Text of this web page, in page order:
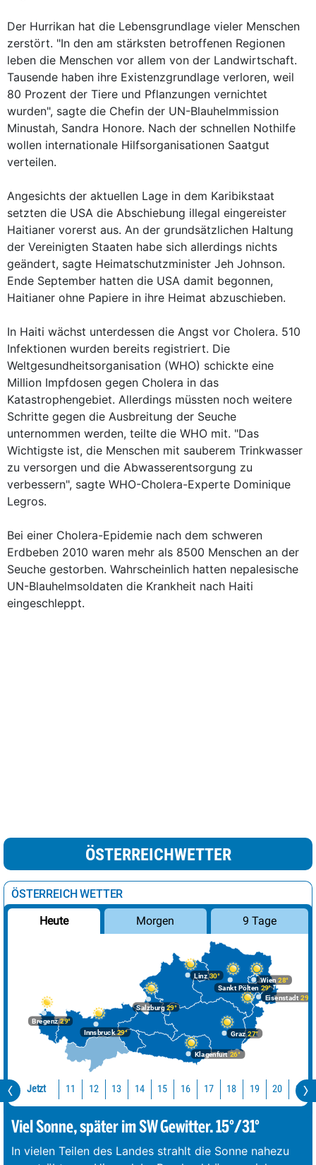
Der Hurrikan hat die Lebensgrundlage vieler Menschen
zerstört. "In den am stärksten betroffenen Regionen
leben die Menschen vor allem von der Landwirtschaft.
Tausende haben ihre Existenzgrundlage verloren, weil
80 Prozent der Tiere und Pflanzungen vernichtet
wurden", sagte die Chefin der UN-Blauhelmmission
Minustah, Sandra Honore. Nach der schnellen Nothilfe
wollen internationale Hilfsorganisationen Saatgut
verteilen.
Angesichts der aktuellen Lage in dem Karibikstaat
setzten die USA die Abschiebung illegal eingereister
Haitianer vorerst aus. An der grundsätzlichen Haltung
der Vereinigten Staaten habe sich allerdings nichts
geändert, sagte Heimatschutzminister Jeh Johnson.
Ende September hatten die USA damit begonnen,
Haitianer ohne Papiere in ihre Heimat abzuschieben.
In Haiti wächst unterdessen die Angst vor Cholera. 510
Infektionen wurden bereits registriert. Die
Weltgesundheitsorganisation (WHO) schickte eine
Million Impfdosen gegen Cholera in das
Katastrophengebiet. Allerdings müssten noch weitere
Schritte gegen die Ausbreitung der Seuche
unternommen werden, teilte die WHO mit. "Das
Wichtigste ist, die Menschen mit sauberem Trinkwasser
zu versorgen und die Abwasserentsorgung zu
verbessern", sagte WHO-Cholera-Experte Dominique
Legros.
Bei einer Cholera-Epidemie nach dem schweren
Erdbeben 2010 waren mehr als 8500 Menschen an der
Seuche gestorben. Wahrscheinlich hatten nepalesische
UN-Blauhelmsoldaten die Krankheit nach Haiti
eingeschleppt.
ÖSTERREICHWETTER
ÖSTERREICH WETTER
Heute Morgen 9 Tage
Bregenz29°
Graz27°
Innsbruck29°
Klagenfurt 26°
Linz30°
Salzburg29°
Wien 28°
Eisenstadt 29°
Sankt Pölten 29°
Jetzt 11 12 13 14 15 16 17 18 19 20 21
Viel Sonne, später im SW Gewitter. 15°/31°
In vielen Teilen des Landes strahlt die Sonne nahezu